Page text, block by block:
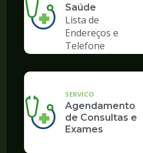
Saúde
Lista de
Endereços e
Telefone
SERVICO
Agendamento
de Consultas e
Exames